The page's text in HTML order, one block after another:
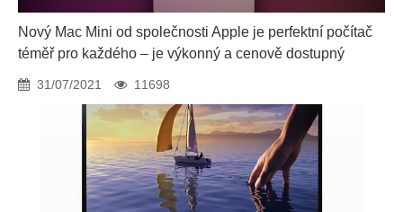
Nový Mac Mini od společnosti Apple je perfektní počítač
téměř pro každého – je výkonný a cenově dostupný
31/07/2021 11698